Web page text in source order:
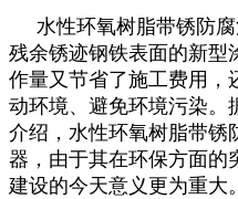
水性环氧树脂带锈防腐
残余锈迹钢铁表面的新型
作量又节省了施工费用，
动环境、避免环境污染。
介绍，水性环氧树脂带锈
器，由于其在环保方面的
建设的今天意义更为重大